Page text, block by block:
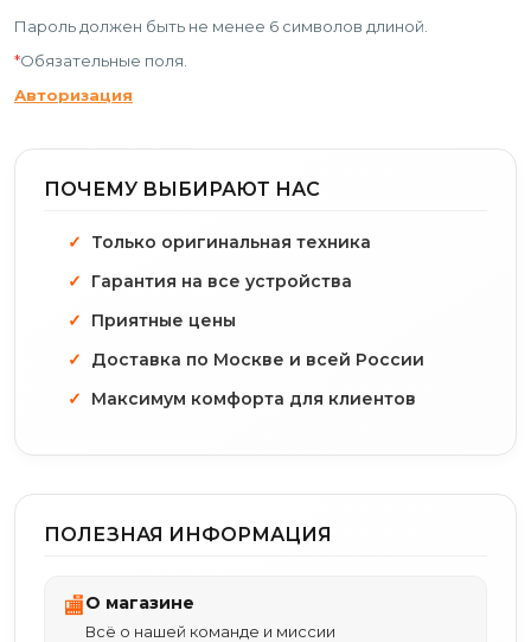
Пароль должен быть не менее 6 символов длиной.
*Обязательные поля.
Авторизация
ПОЧЕМУ ВЫБИРАЮТ НАС
Только оригинальная техника
Гарантия на все устройства
Приятные цены
Доставка по Москве и всей России
Максимум комфорта для клиентов
ПОЛЕЗНАЯ ИНФОРМАЦИЯ
🏬О магазине
Всё о нашей команде и миссии